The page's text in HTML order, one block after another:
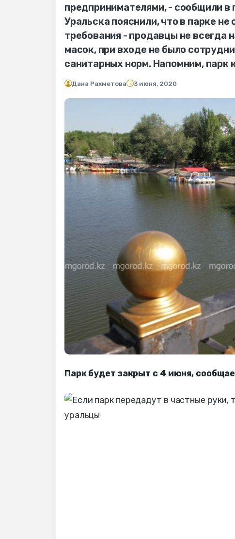
предпринимателями, - сообщили в
Уральска пояснили, что в парке
требования - продавцы не всегда
масок, при входе не было
санитарных норм. Напомним, парк
Дана Рахметова 3 июня, 2020
Парк будет закрыт с 4 июня,